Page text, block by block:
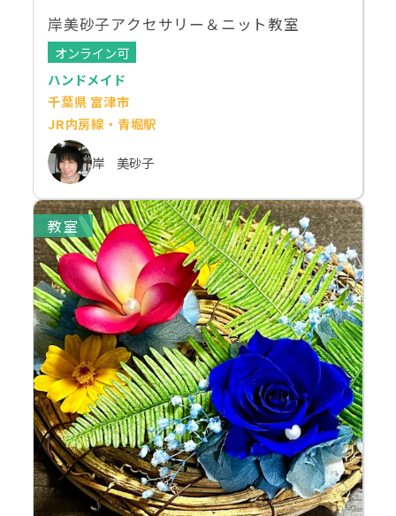
岸美砂子アクセサリー＆ニット教室
オンライン可
ハンドメイド
千葉県 富津市
JR内房線・青堀駅
岸 美砂子
教室